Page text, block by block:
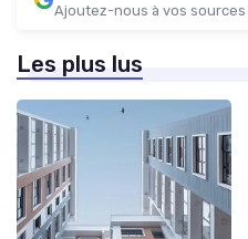
Ajoutez-nous à vos
Les plus lus